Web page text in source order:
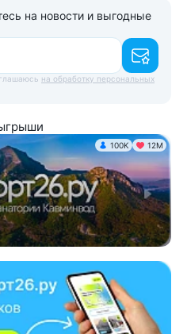
на новости и выгодные
на обработку персональных
100K 12М